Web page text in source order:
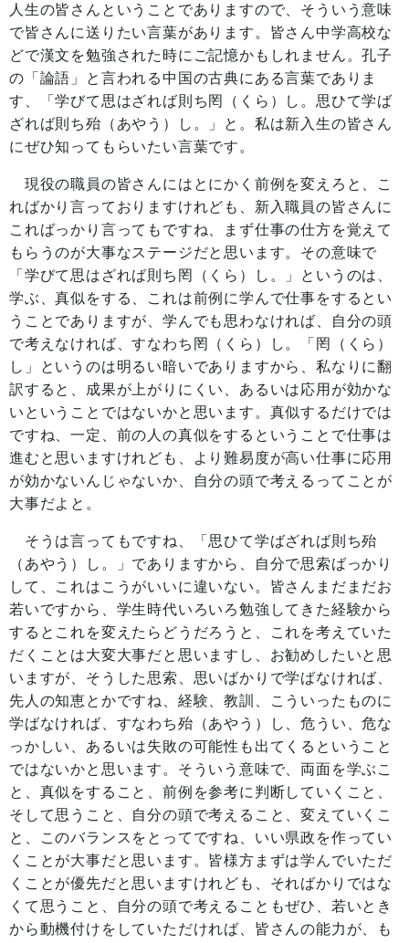
人生の皆さんということでありますので、そういう意味
で皆さんに送りたい言葉があります。皆さん中学高校な
どで漢文を勉強された時にご記憶かもしれません。孔子
の「論語」と言われる中国の古典にある言葉でありま
す、「学びて思はざれば則ち罔（くら）し。思ひて学ば
ざれば則ち殆（あやう）し。」と。私は新入生の皆さん
にぜひ知ってもらいたい言葉です。
現役の職員の皆さんにはとにかく前例を変えろと、こ
ればかり言っておりますけれども、新入職員の皆さんに
こればっかり言ってもですね、まず仕事の仕方を覚えて
もらうのが大事なステージだと思います。その意味で
「学びて思はざれば則ち罔（くら）し。」というのは、
学ぶ、真似をする、これは前例に学んで仕事をするとい
うことでありますが、学んでも思わなければ、自分の頭
で考えなければ、すなわち罔（くら）し。「罔（くら）
し」というのは明るい暗いでありますから、私なりに翻
訳すると、成果が上がりにくい、あるいは応用が効かな
いということではないかと思います。真似するだけでは
ですね、一定、前の人の真似をするということで仕事は
進むと思いますけれども、より難易度が高い仕事に応用
が効かないんじゃないか、自分の頭で考えるってことが
大事だよと。
そうは言ってもですね、「思ひて学ばざれば則ち殆
（あやう）し。」でありますから、自分で思索ばっかり
して、これはこうがいいに違いない。皆さんまだまだお
若いですから、学生時代いろいろ勉強してきた経験から
するとこれを変えたらどうだろうと、これを考えていた
だくことは大変大事だと思いますし、お勧めしたいと思
いますが、そうした思索、思いばかりで学ばなければ、
先人の知恵とかですね、経験、教訓、こういったものに
学ばなければ、すなわち殆（あやう）し、危うい、危な
っかしい、あるいは失敗の可能性も出てくるということ
ではないかと思います。そういう意味で、両面を学ぶこ
と、真似をすること、前例を参考に判断していくこと、
そして思うこと、自分の頭で考えること、変えていくこ
と、このバランスをとってですね、いい県政を作ってい
くことが大事だと思います。皆様方まずは学んでいただ
くことが優先だと思いますけれども、そればかりではな
くて思うこと、自分の頭で考えることもぜひ、若いとき
から動機付けをしていただければ、皆さんの能力が、も